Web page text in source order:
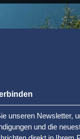
unseren Newsletter,
und die